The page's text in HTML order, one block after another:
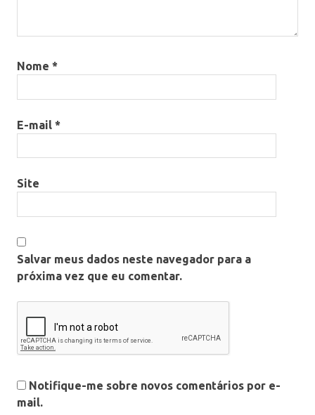
Nome *
E-mail *
Site
Salvar meus dados neste navegador para a
próxima vez que eu comentar.
Notifique-me sobre novos comentários por e-
mail.